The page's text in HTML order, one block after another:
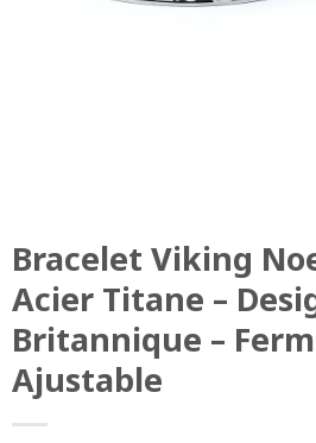
Bracelet Viking
Acier Titane –
Britannique –
Ajustable